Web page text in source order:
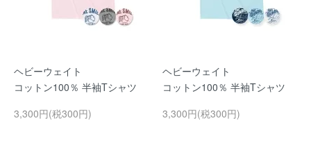
ヘビーウェイト
コットン100％ 半袖Tシャツ
3,300円(税300円)
ヘビーウェイト
コットン100％ 半袖Tシャツ
3,300円(税300円)